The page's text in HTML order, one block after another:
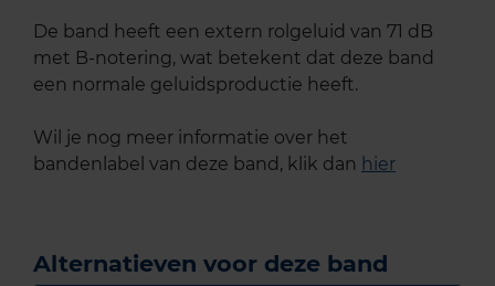
De band heeft een extern rolgeluid van 71 dB
met B-notering, wat betekent dat deze band
een normale geluidsproductie heeft.
Wil je nog meer informatie over het
bandenlabel van deze band, klik dan hier
Alternatieven voor deze band